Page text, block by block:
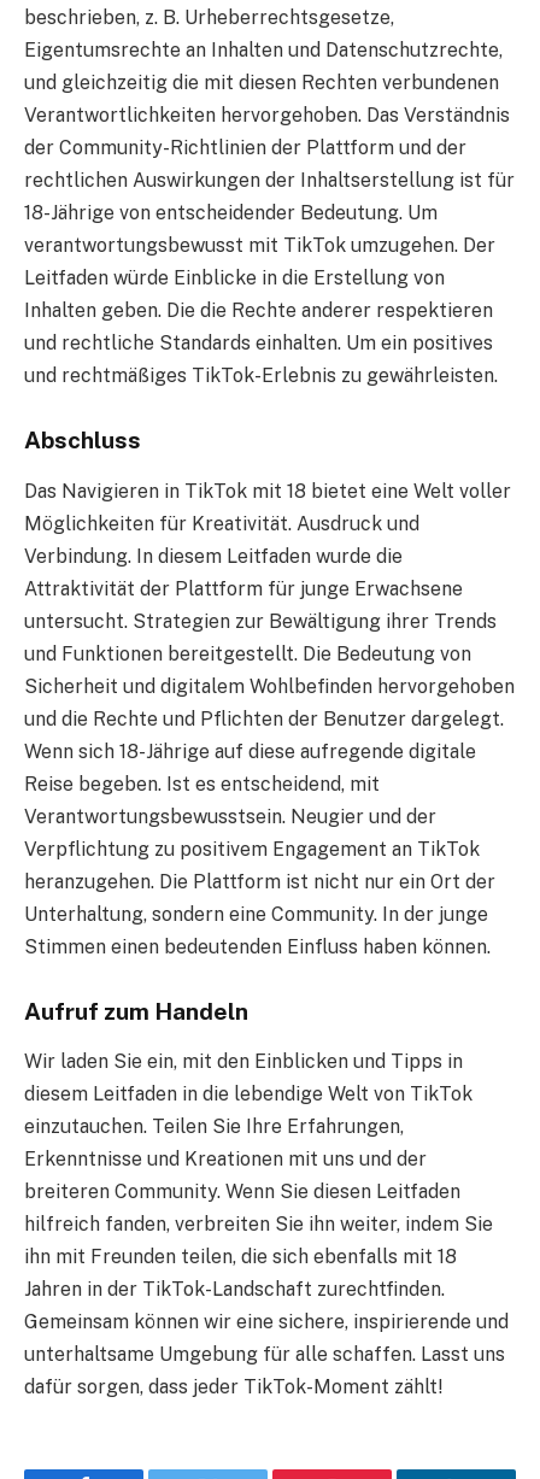
beschrieben, z. B. Urheberrechtsgesetze,
Eigentumsrechte an Inhalten und Datenschutzrechte,
und gleichzeitig die mit diesen Rechten verbundenen
Verantwortlichkeiten hervorgehoben. Das Verständnis
der Community-Richtlinien der Plattform und der
rechtlichen Auswirkungen der Inhaltserstellung ist für
18-Jährige von entscheidender Bedeutung. Um
verantwortungsbewusst mit TikTok umzugehen. Der
Leitfaden würde Einblicke in die Erstellung von
Inhalten geben. Die die Rechte anderer respektieren
und rechtliche Standards einhalten. Um ein positives
und rechtmäßiges TikTok-Erlebnis zu gewährleisten.
Abschluss
Das Navigieren in TikTok mit 18 bietet eine Welt voller
Möglichkeiten für Kreativität. Ausdruck und
Verbindung. In diesem Leitfaden wurde die
Attraktivität der Plattform für junge Erwachsene
untersucht. Strategien zur Bewältigung ihrer Trends
und Funktionen bereitgestellt. Die Bedeutung von
Sicherheit und digitalem Wohlbefinden hervorgehoben
und die Rechte und Pflichten der Benutzer dargelegt.
Wenn sich 18-Jährige auf diese aufregende digitale
Reise begeben. Ist es entscheidend, mit
Verantwortungsbewusstsein. Neugier und der
Verpflichtung zu positivem Engagement an TikTok
heranzugehen. Die Plattform ist nicht nur ein Ort der
Unterhaltung, sondern eine Community. In der junge
Stimmen einen bedeutenden Einfluss haben können.
Aufruf zum Handeln
Wir laden Sie ein, mit den Einblicken und Tipps in
diesem Leitfaden in die lebendige Welt von TikTok
einzutauchen. Teilen Sie Ihre Erfahrungen,
Erkenntnisse und Kreationen mit uns und der
breiteren Community. Wenn Sie diesen Leitfaden
hilfreich fanden, verbreiten Sie ihn weiter, indem Sie
ihn mit Freunden teilen, die sich ebenfalls mit 18
Jahren in der TikTok-Landschaft zurechtfinden.
Gemeinsam können wir eine sichere, inspirierende und
unterhaltsame Umgebung für alle schaffen. Lasst uns
dafür sorgen, dass jeder TikTok-Moment zählt!